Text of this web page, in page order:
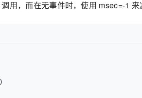
用，而在无事件时，使用 msec=-1 来